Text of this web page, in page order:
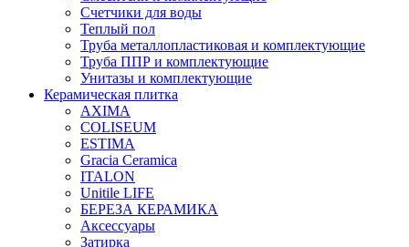
Счетчики для воды
Теплый пол
Труба металлопластиковая и комплектующие
Труба ППР и комплектующие
Унитазы и комплектующие
Керамическая плитка
AXIMA
COLISEUM
ESTIMA
Gracia Ceramica
ITALON
Unitile LIFE
БЕРЕЗА КЕРАМИКА
Аксессуары
Затирка